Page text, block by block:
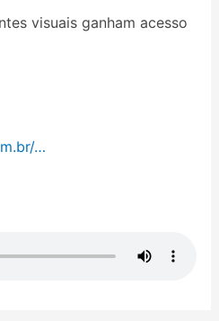
visuais ganham acesso
…